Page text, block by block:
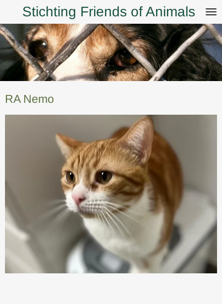
direct
naar
de
hoofdinhoud
Stichting Friends of Animals
RA Nemo